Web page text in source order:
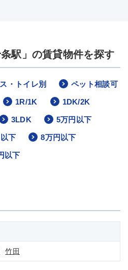
駅」の賃貸物件を探す
・トイレ別 ペット相談可
1R/1K 1DK/2K
3LDK 5万円以下
下 8万円以下
以下
竹田